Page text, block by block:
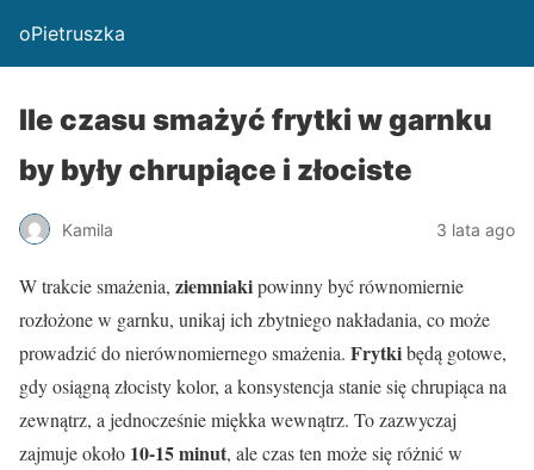
oPietruszka
Ile czasu smażyć frytki w garnku
by były chrupiące i złociste
Kamila 3 lata ago
W trakcie smażenia, ziemniakipowinny być równomiernie
rozłożone w garnku, unikaj ich zbytniego nakładania, co może
prowadzić do nierównomiernego smażenia. Frytkibędą gotowe,
gdy osiągną złocisty kolor, a konsystencja stanie się chrupiąca na
zewnątrz, a jednocześnie miękka wewnątrz. To zazwyczaj
zajmuje około 10-15 minut, ale czas ten może się różnić w